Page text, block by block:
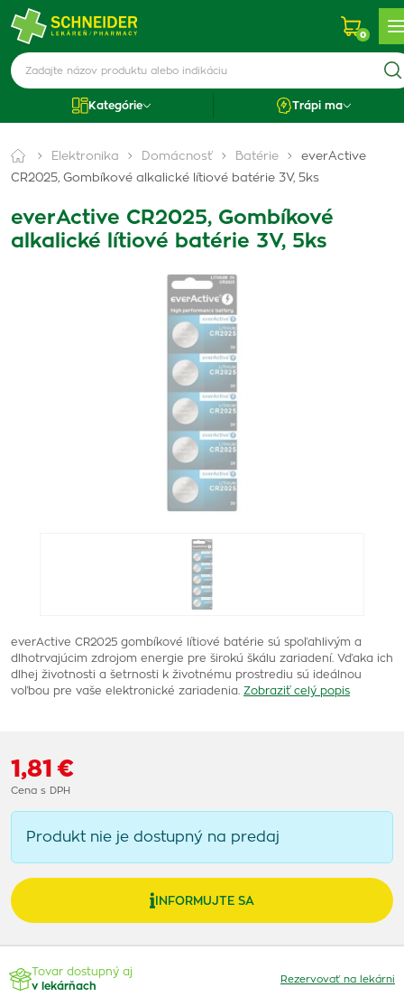
0
Kategórie Trápi ma
Elektronika Domácnosť Batérie
everActive
CR2025, Gombíkové alkalické lítiové batérie 3V, 5ks
everActive CR2025, Gombíkové
alkalické lítiové batérie 3V, 5ks
everActive CR2025 gombíkové lítiové batérie sú spoľahlivým a
dlhotrvajúcim zdrojom energie pre širokú škálu zariadení. Vďaka ich
dlhej životnosti a šetrnosti k životnému prostrediu sú ideálnou
voľbou pre vaše elektronické zariadenia. Zobraziť celý popis
1,81 €
Cena s DPH
Produkt nie je dostupný na predaj
INFORMUJTE SA
Tovar dostupný aj
v lekárňach
Rezervovať na lekárni